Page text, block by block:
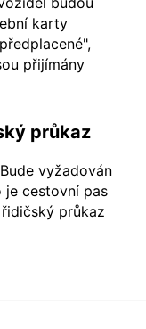
karty
přijímány
průkaz
vyžadován
cestovní pas
průkaz